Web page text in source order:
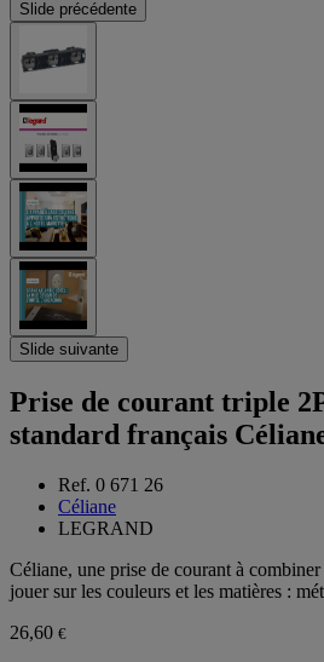
Slide précédente
Slide suivante
Prise de courant triple
standard français
Ref. 0 671 26
Céliane
LEGRAND
Céliane, une prise de courant à
jouer sur les couleurs et les matières :
26,60 €